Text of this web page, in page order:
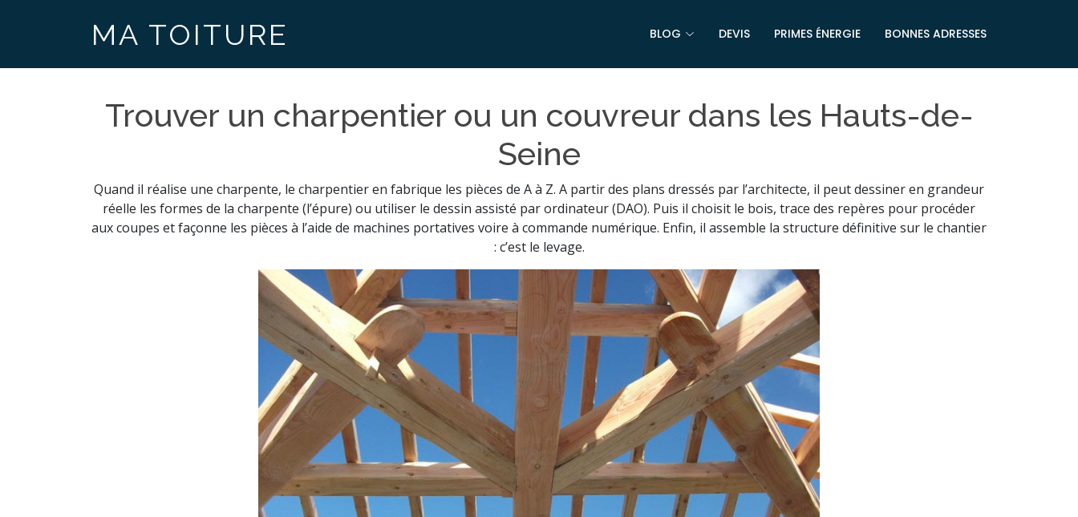
MA TOITURE BLOG DEVIS PRIMES ÉNERGIE BONNES ADRESSES
Trouver un charpentier ou un couvreur dans les Hauts-de-
Seine
Quand il réalise une charpente, le charpentier en fabrique les pièces de A à Z. A partir des plans dressés par l’architecte, il peut dessiner en grandeur
réelle les formes de la charpente (l’épure) ou utiliser le dessin assisté par ordinateur (DAO). Puis il choisit le bois, trace des repères pour procéder
aux coupes et façonne les pièces à l’aide de machines portatives voire à commande numérique. Enfin, il assemble la structure définitive sur le chantier
: c’est le levage.